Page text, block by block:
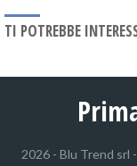
TI POTREBBE
2026 - Blu Trend srl